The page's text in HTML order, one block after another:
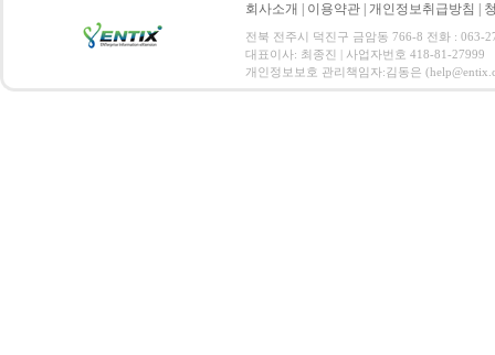
회사소개 이용약관 개인정보취급방침
전북 전주시 덕진구 금암동 766-8 전화 : 063-
대표이사: 최종진 | 사업자번호 418-81-27999
개인정보보호 관리책임자:김동은